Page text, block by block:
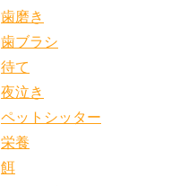
歯磨き
歯ブラシ
待て
夜泣き
ペットシッター
栄養
餌